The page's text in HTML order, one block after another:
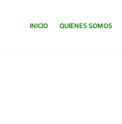
SALTAR AL CONTENIDO.
INICIO QUIENES SOMOS